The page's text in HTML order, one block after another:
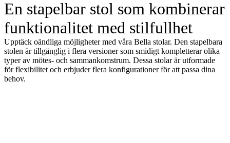
En stapelbar stol som kombinerar
funktionalitet med stilfullhet
Upptäck oändliga möjligheter med våra Bella stolar. Den stapelbara
stolen är tillgänglig i flera versioner som smidigt kompletterar olika
typer av mötes- och sammankomstrum. Dessa stolar är utformade
för flexibilitet och erbjuder flera konfigurationer för att passa dina
behov.